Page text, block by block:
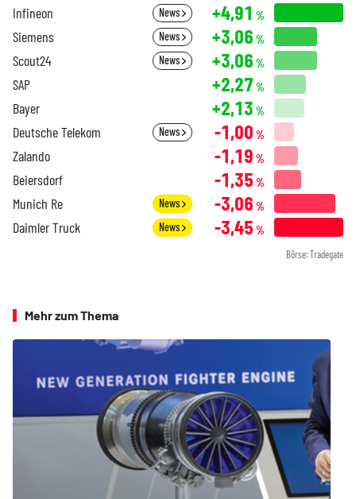
Infineon News +4,91 %
Siemens News +3,06 %
Scout24 News +3,06 %
SAP +2,27 %
Bayer +2,13 %
Deutsche Telekom News -1,00 %
Zalando -1,19 %
Beiersdorf -1,35 %
Munich Re News -3,06 %
Daimler Truck News -3,45 %
Börse: Tradegate
Mehr zum Thema